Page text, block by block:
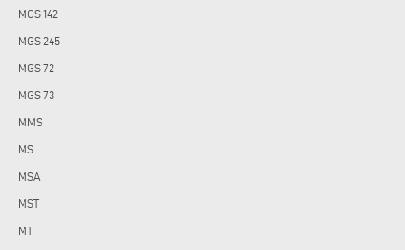
MGS 142
MGS 245
MGS 72
MGS 73
MMS
MS
MSA
MST
MT